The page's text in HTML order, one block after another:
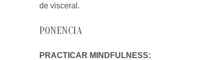
de visceral.
PONENCIA
PRACTICAR MINDFULNESS: